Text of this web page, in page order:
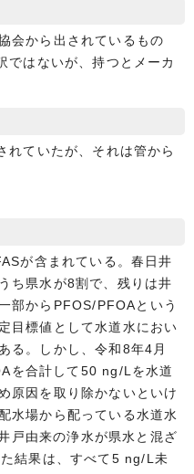
会から出されているもの
ではないが、持つとメーカ
れていたが、それは管から
が含まれている。春日井
ち県水が8割で、残りは井
部からPFOS/PFOAという
目標値として水道水におい
る。しかし、令和8年4月
を合計して50 ng/Lを水道
原因を取り除かないといけ
水場から配っている水道水
戸由来の浄水が県水と混ざ
結果は、すべて5 ng/L未